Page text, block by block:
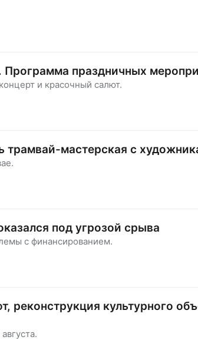
Программа праздничных
и красочный салют.
трамвай-мастерская с
под угрозой срыва
с финансированием.
культурного